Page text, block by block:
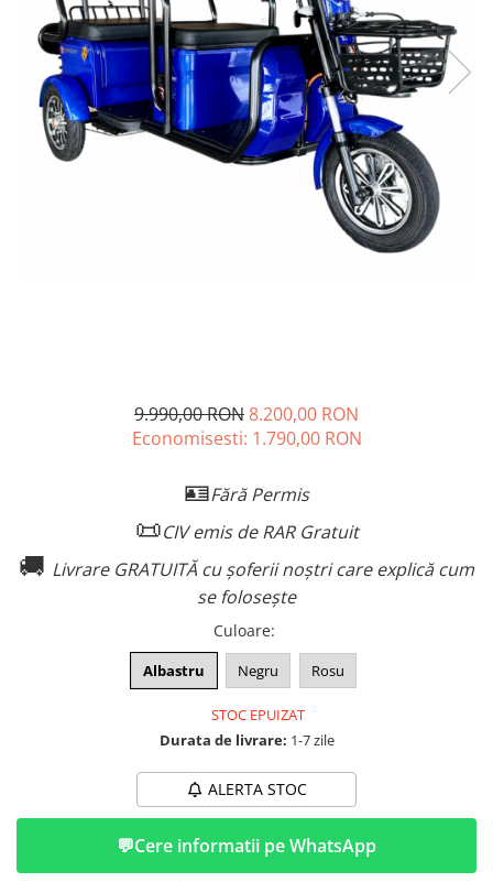
➔ Cu Volan
➔ Fara Permis
➔ 4000W
⬇ MARCI
➔ Volta
Toate accesoriile la Triciclete
Masina Electrica Arora
Masina Electrica 25 km/h
Masina Electrica 2 Locuri fara
Scutere Electrice
Cu 3 Roti
9.990,00 RON8.200,00 RON
Economisesti: 1.790,00 RON
🪪Fără Permis
📜CIV emis de RAR Gratuit
🚚 Livrare GRATUITĂ cu șoferii noștri care explică cum
se folosește
Culoare:
Albastru Negru Rosu
STOC EPUIZAT
Durata de livrare: 1-7 zile
ALERTA STOC
💬Cere informatii pe WhatsApp